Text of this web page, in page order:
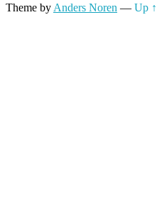
Theme by Anders Noren — Up ↑